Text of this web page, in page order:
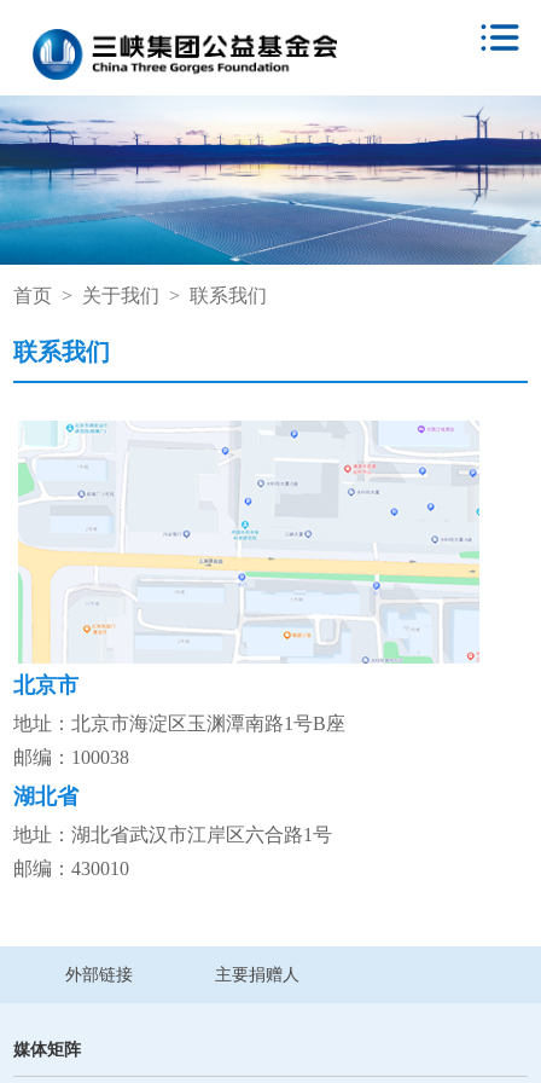
首页 > 关于我们 >联系我们
联系我们
北京市
地址：北京市海淀区玉渊潭南路1号B座
邮编：100038
湖北省
地址：湖北省武汉市江岸区六合路1号
邮编：430010
外部链接 主要捐赠人
媒体矩阵